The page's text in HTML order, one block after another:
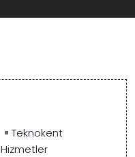
Teknokent
Hizmetler